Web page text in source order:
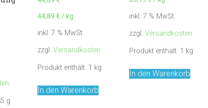
g
44,89€ / kg
inkl. 7 % MwSt.
zzgl.Versandkosten
Produkt enthält: 1 kg
In den Warenkorb
inkl. 7 % MwSt.
zzgl.Versandkosten
Produkt enthält: 1 kg
In den Warenkorb